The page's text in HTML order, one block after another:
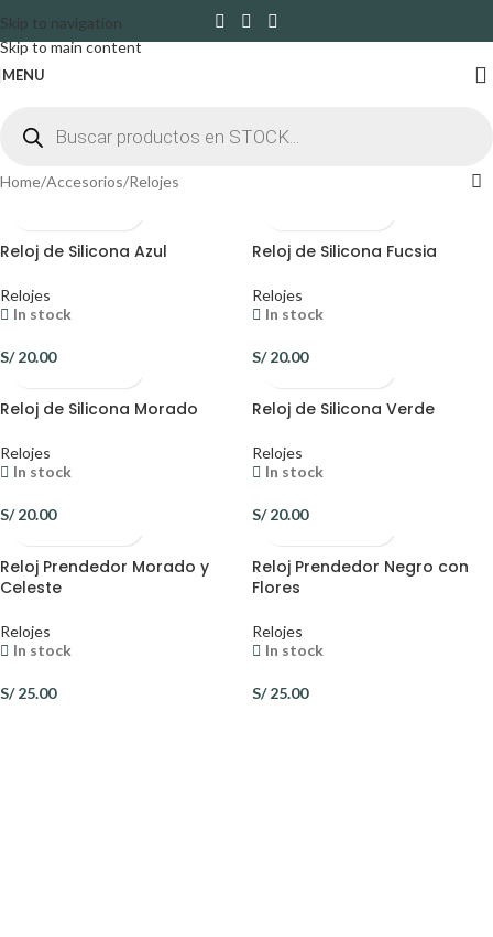
Skip to navigation
Skip to main content
MENU
Home Accesorios Relojes
Reloj de Silicona Azul
Relojes
In stock
S/20.00
Reloj de Silicona Fucsia
Relojes
In stock
S/20.00
Reloj de Silicona Morado
Relojes
In stock
S/20.00
Reloj de Silicona Verde
Relojes
In stock
S/20.00
Reloj Prendedor Morado y
Celeste
Relojes
In stock
S/25.00
Reloj Prendedor Negro con
Flores
Relojes
In stock
S/25.00